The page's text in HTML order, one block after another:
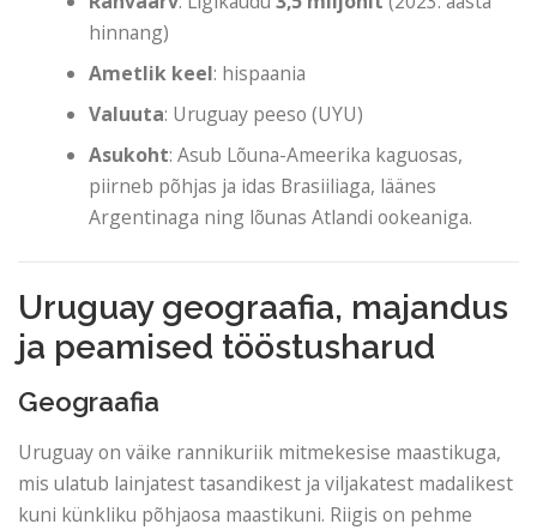
hinnang)
Ametlik keel: hispaania
Valuuta: Uruguay peeso (UYU)
Asukoht: Asub Lõuna-Ameerika kaguosas,
piirneb põhjas ja idas Brasiiliaga, läänes
Argentinaga ning lõunas Atlandi ookeaniga.
Uruguay geograafia, majandus
ja peamised tööstusharud
Geograafia
Uruguay on väike rannikuriik mitmekesise maastikuga,
mis ulatub lainjatest tasandikest ja viljakatest madalikest
kuni künkliku põhjaosa maastikuni. Riigis on pehme